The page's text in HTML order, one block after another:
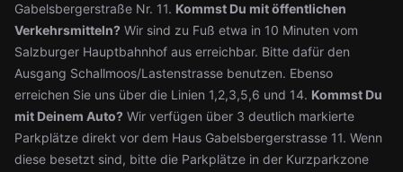
Gabelsbergerstraße Nr. 11. Kommst Du mit öffentlichen
Verkehrsmitteln? Wir sind zu Fuß etwa in 10 Minuten vom
Salzburger Hauptbahnhof aus erreichbar. Bitte dafür den
Ausgang Schallmoos/Lastenstrasse benutzen. Ebenso
erreichen Sie uns über die Linien 1,2,3,5,6 und 14. Kommst Du
mit Deinem Auto? Wir verfügen über 3 deutlich markierte
Parkplätze direkt vor dem Haus Gabelsbergerstrasse 11. Wenn
diese besetzt sind, bitte die Parkplätze in der Kurzparkzone